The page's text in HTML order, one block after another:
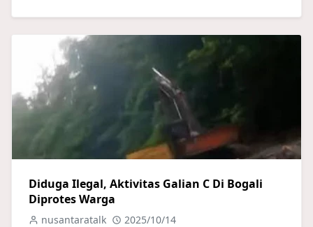
Diduga Ilegal, Aktivitas Galian C Di Bogali
Diprotes Warga
nusantaratalk 2025/10/14